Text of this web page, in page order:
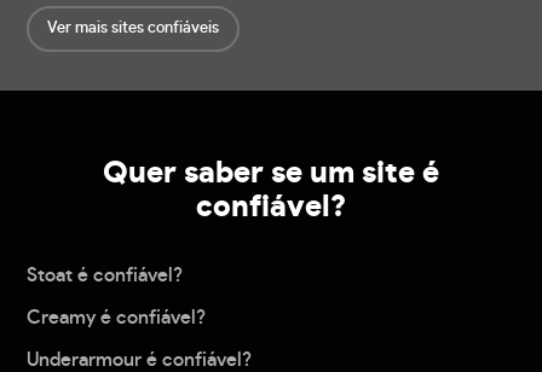
Ver mais sites confiáveis
Quer saber se um site é
confiável?
Stoat é confiável?
Creamy é confiável?
Underarmour é confiável?